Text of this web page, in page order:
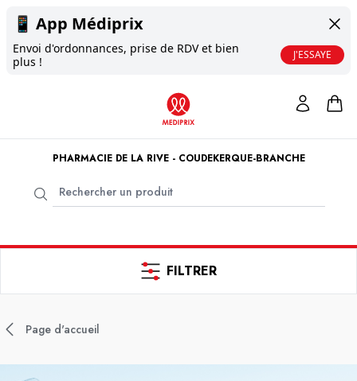
📱 App Médiprix
Envoi d'ordonnances, prise de RDV et bien
plus !
J'ESSAYE
PHARMACIE DE LA RIVE - COUDEKERQUE-BRANCHE
FILTRER
Page d'accueil